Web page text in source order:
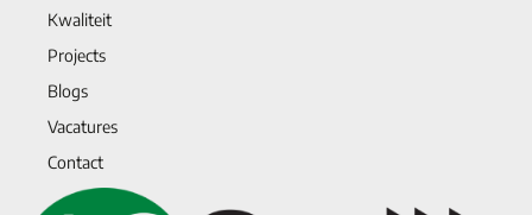
Kwaliteit
Projects
Blogs
Vacatures
Contact